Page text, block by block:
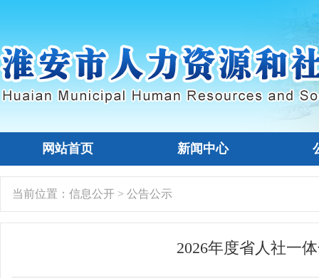
网站首页 新闻中心
当前位置： 信息公开 > 公告公示
2026年度省人社一